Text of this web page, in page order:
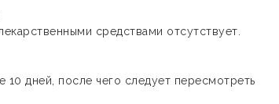
средствами отсутствует.
10 дней, после чего следует пересмотреть